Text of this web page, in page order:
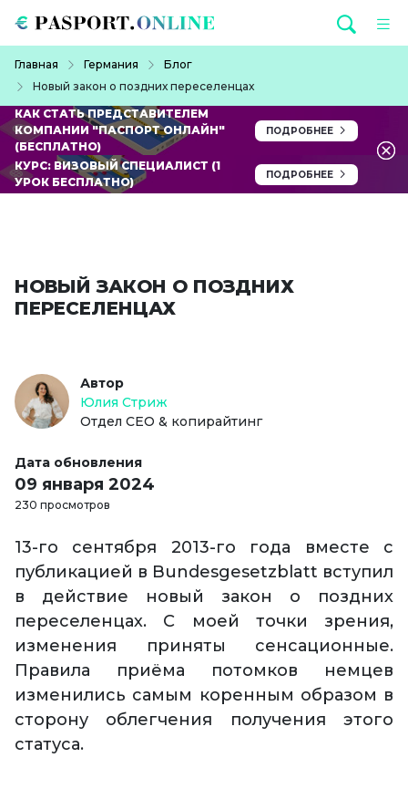
Главная Германия
Блог
Новый закон о поздних переселенцах
КАК СТАТЬ ПРЕДСТАВИТЕЛЕМ
КОМПАНИИ "ПАСПОРТ ОНЛАЙН"
(БЕСПЛАТНО)
ПОДРОБНЕЕ
КУРС: ВИЗОВЫЙ СПЕЦИАЛИСТ (1
УРОК БЕСПЛАТНО)
ПОДРОБНЕЕ
НОВЫЙ ЗАКОН О ПОЗДНИХ
ПЕРЕСЕЛЕНЦАХ
Автор
Юлия Стриж
Отдел СЕО & копирайтинг
Дата обновления
09 января 2024
230 просмотров
13-го сентября 2013-го года вместе с
публикацией в Bundesgesetzblatt вступил
в действие новый закон о поздних
переселенцах. С моей точки зрения,
изменения приняты сенсационные.
Правила приёма потомков немцев
изменились самым коренным образом в
сторону облегчения получения этого
статуса.